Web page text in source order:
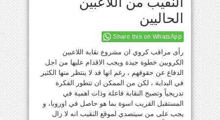
الحاليين
Share this on WhatsApp
رأى مراقب كروي ان مشروع نقابة اللاعبين
الكرويين خطوة جيدة ويجب الاقدام عليها من اجل
الدفاع عن حقوقهم ، رغم انها قد لا ينتظر منها الكثير
في البداية ، لكن من الممكن ان تتطور الفكرة
تدريجياً وتصبح النقابة فاعلة وذات اهمية في
المستقبل القريب اسوة بما هو حاصل في اوروبا، و
يجب على من سيتصدي لموقع النقيب انه لا زال